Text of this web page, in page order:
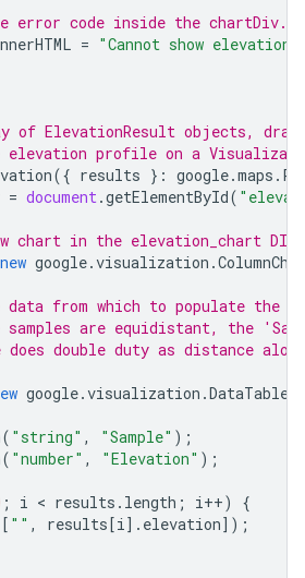
error code inside the chartDiv.
= "Cannot show
of ElevationResult objects,
profile on a
({ results } : google.maps .
= document.getElementById(
chart in the elevation_chart DIV.
new google.visualization .
from which to populate the
samples are equidistant, the
does double duty as distance
google.visualization .DataTable
( "string" , "Sample" );
( "number" , "Elevation" );
; i < results . length ; i++)
{
"" , results [i]. elevation]);